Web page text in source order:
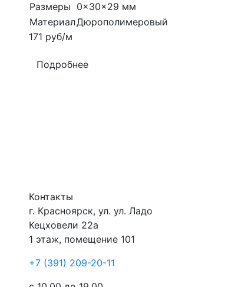
Размеры 0x30x29 мм
МатериалДюрополимеровый
171 руб/м
Подробнее
Контакты
г. Красноярск, ул. ул. Ладо
Кецховели 22а
1 этаж, помещение 101
+7 (391) 209-20-11